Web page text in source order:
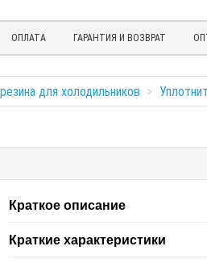
ОПЛАТА ГАРАНТИЯ И ВОЗВРАТ
для холодильников
Краткое описание
Краткие характеристики